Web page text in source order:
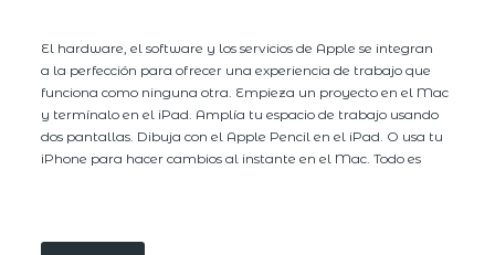
El hardware, el software y los servicios de Apple se integran
a la perfección para ofrecer una experiencia de trabajo que
funciona como ninguna otra. Empieza un proyecto en el Mac
y termínalo en el iPad. Amplía tu espacio de trabajo usando
dos pantallas. Dibuja con el Apple Pencil en el iPad. O usa tu
iPhone para hacer cambios al instante en el Mac. Todo es